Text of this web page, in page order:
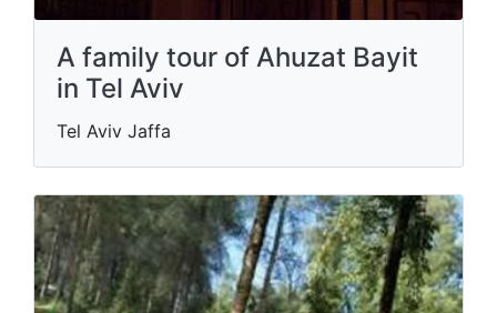
A family tour of Ahuzat Bayit
in Tel Aviv
Tel Aviv Jaffa